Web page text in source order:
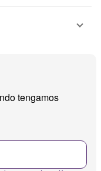
tengamos